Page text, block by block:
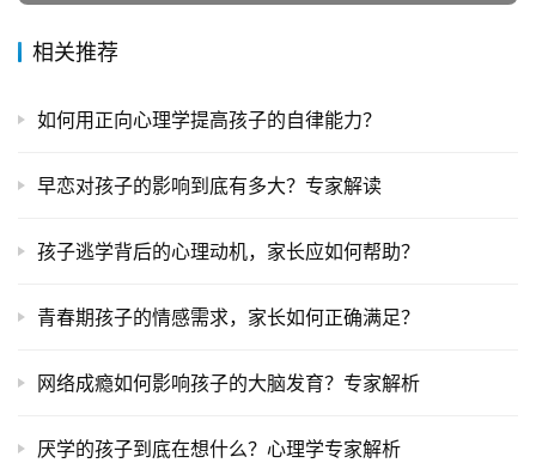
相关推荐
如何用正向心理学提高孩子的自律能力？
早恋对孩子的影响到底有多大？专家解读
孩子逃学背后的心理动机，家长应如何帮助？
青春期孩子的情感需求，家长如何正确满足？
网络成瘾如何影响孩子的大脑发育？专家解析
厌学的孩子到底在想什么？心理学专家解析